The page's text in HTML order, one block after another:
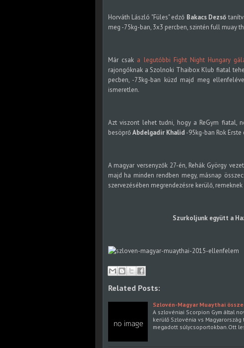
Horváth László "Füles" edző Bakacs Dezső
meg -75kg-ban, 3x3 percben, szintén full muay
Már csak a legutóbbi Fight Night Hungary
rajongóknak a Szolnoki Thaibox Klub fiatal
pecben, -73kg-ban küzd majd meg
ismeretlen.
Azt viszont lehet tudni, hogy a ReGym fiatal,
besöprőAbdelgadir Khalid -95kg-ban Rok
A magyar versenyzők 27-én, Rehák György
majd ha minden rendben megy, másnap
szervezésében megrendezésre kerülő,
Szurkoljunk együtt a
Related Posts:
Szlovén-Magyar Muaythai
A szlovéniai Scorpion Gym által
kerülő Szlovénia vs
megadott súlycsoportokban.Ott